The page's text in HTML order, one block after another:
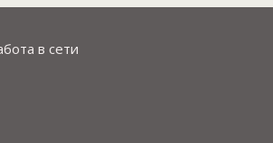
в сети